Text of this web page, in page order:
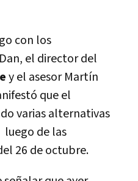
con los
el director del
y el asesor Martín
que el
varias alternativas
de las
26 de octubre.